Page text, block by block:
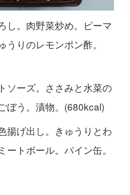
し。肉野菜炒め。ピーマ
うりのレモンポン酢。
ソーズ。ささみと水菜の
ぼう。漬物。(680kcal)
揚げ出し。きゅうりとわ
ートボール。パイン缶。